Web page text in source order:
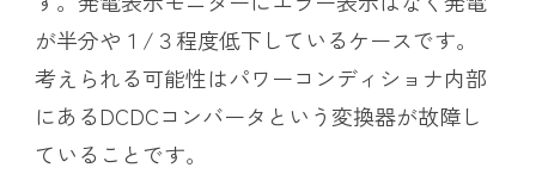
が半分や１/３程度低下しているケースです。
考えられる可能性はパワーコンディショナ内部
にあるDCDCコンバータという変換器が故障し
ていることです。